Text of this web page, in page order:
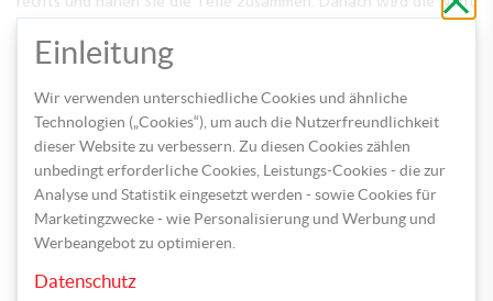
bearbeitet. Wenn Sie die Teile jetzt aufklappen, können Sie
die Hose schon wunderbar erkennen.
ohne
zu
Einleitung
Wir verwenden unterschiedliche Cookies und ähnliche
Technologien („Cookies“), um auch die Nutzerfreundlichkeit
dieser Website zu verbessern. Zu diesen Cookies zählen
unbedingt erforderliche Cookies, Leistungs-Cookies - die zur
Analyse und Statistik eingesetzt werden - sowie Cookies für
Marketingzwecke - wie Personalisierung und Werbung und
Werbeangebot zu optimieren.
Datenschutz